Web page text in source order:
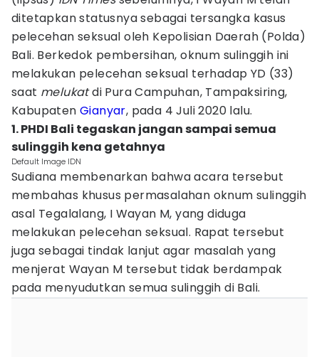
ditetapkan statusnya sebagai tersangka kasus
pelecehan seksual oleh Kepolisian Daerah (Polda)
Bali. Berkedok pembersihan, oknum sulinggih ini
melakukan pelecehan seksual terhadap YD (33)
saat melukatdi Pura Campuhan, Tampaksiring,
KabupatenGianyar, pada 4 Juli 2020 lalu.
1. PHDI Bali tegaskan jangan sampai semua
sulinggih kena getahnya
Default Image IDN
Sudiana membenarkan bahwa acara tersebut
membahas khusus permasalahan oknum sulinggih
asal Tegalalang, I Wayan M, yang diduga
melakukan pelecehan seksual. Rapat tersebut
juga sebagai tindak lanjut agar masalah yang
menjerat Wayan M tersebut tidak berdampak
pada menyudutkan semua sulinggih di Bali.